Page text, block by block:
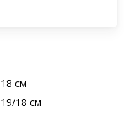
18 см
19/18 см